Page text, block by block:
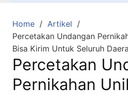
Home
Artikel
Percetakan Undangan
Bisa Kirim Untuk Seluruh
Percetakan
Pernikahan